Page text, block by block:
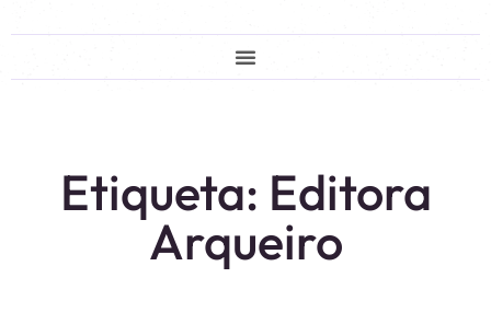
Etiqueta: Editora
Arqueiro